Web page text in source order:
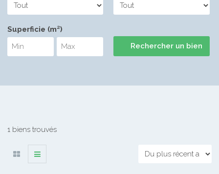
Superficie (m²)
1 biens trouvés